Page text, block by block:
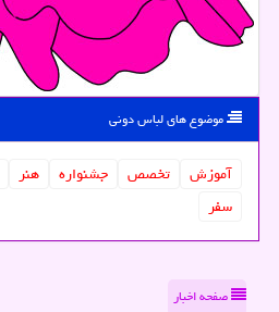
موضوع های لباس دونی
آموزش تخصص جشنواره هنر
سفر
صفحه اخبار